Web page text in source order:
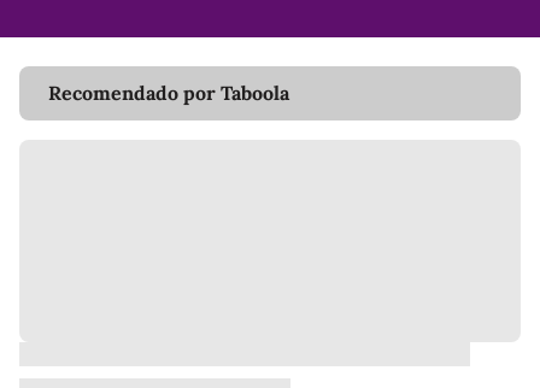
Recomendado por Taboola